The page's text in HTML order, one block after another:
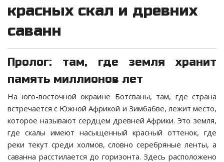
красных скал и древних
саванн
Пролог: там, где земля хранит
память миллионов лет
На юго-восточной окраине Ботсваны, там, где страна
встречается с Южной Африкой и Зимбабве, лежит место,
которое называют сердцем древней Африки. Это земля,
где скалы имеют насыщенный красный оттенок, где
реки текут среди холмов, словно серебряные ленты, а
саванна расстилается до горизонта. Здесь расположено